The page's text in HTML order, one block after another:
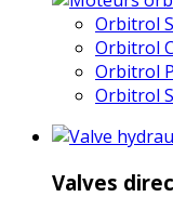
Orbitrol
Orbitrol
Orbitrol
Orbitrol
Valves